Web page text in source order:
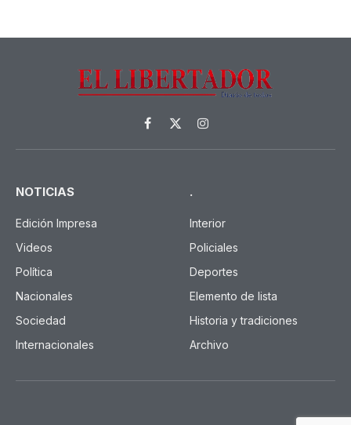
Facebook
X
(Twitter)
Instagram
NOTICIAS
Edición Impresa
Videos
Política
Nacionales
Sociedad
Internacionales
.
Interior
Policiales
Deportes
Elemento de lista
Historia y tradiciones
Archivo